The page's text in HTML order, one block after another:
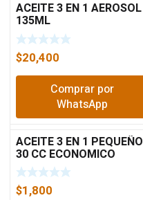
ACEITE 3 EN 1 AEROSOL
135ML
$20,400
Comprar por
WhatsApp
ACEITE 3 EN 1 PEQUEÑO
30 CC ECONOMICO
$1,800